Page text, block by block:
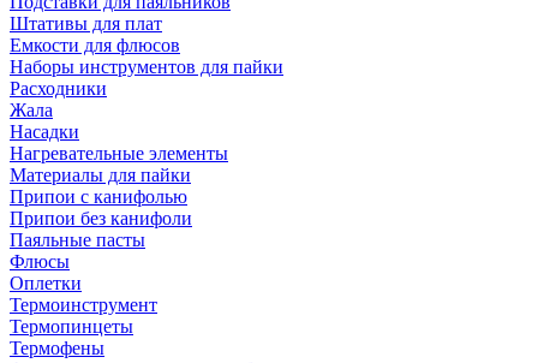
Штативы для плат
Емкости для флюсов
Наборы инструментов для пайки
Расходники
Жала
Насадки
Нагревательные элементы
Материалы для пайки
Припои с канифолью
Припои без канифоли
Паяльные пасты
Флюсы
Оплетки
Термоинструмент
Термопинцеты
Термофены